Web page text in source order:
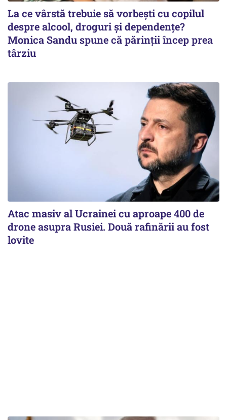
La ce vârstă trebuie să vorbești cu copilul
despre alcool, droguri și dependențe?
Monica Sandu spune că părinții încep prea
târziu
Atac masiv al Ucrainei cu aproape 400 de
drone asupra Rusiei. Două rafinării au fost
lovite